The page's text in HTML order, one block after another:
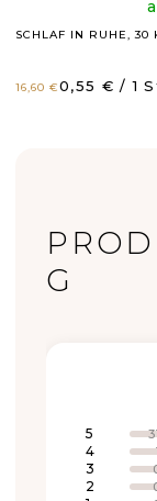
SCHLAF IN RUHE, 30
Die
4,8
von
16,60 €0,55 € / 1
G
5
4
3
2
I
S